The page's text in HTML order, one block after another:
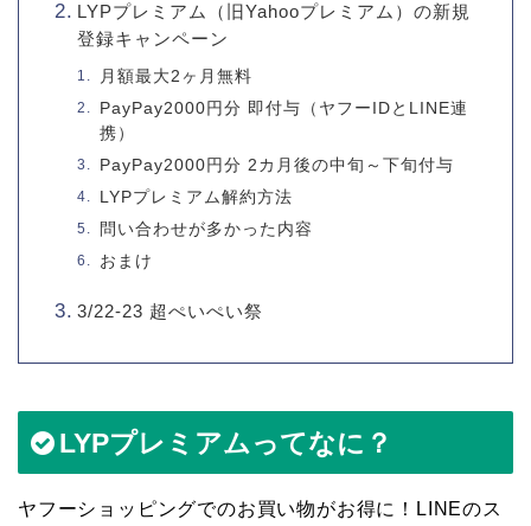
LYPプレミアム（旧Yahooプレミアム）の新規
登録キャンペーン
月額最大2ヶ月無料
PayPay2000円分 即付与（ヤフーIDとLINE連
携）
PayPay2000円分 2カ月後の中旬～下旬付与
LYPプレミアム解約方法
問い合わせが多かった内容
おまけ
3/22-23 超ぺいぺい祭
LYPプレミアムってなに？
ヤフーショッピングでのお買い物がお得に！LINEのス